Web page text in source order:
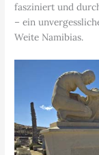
fasziniert und
– ein
Weite Namibias.